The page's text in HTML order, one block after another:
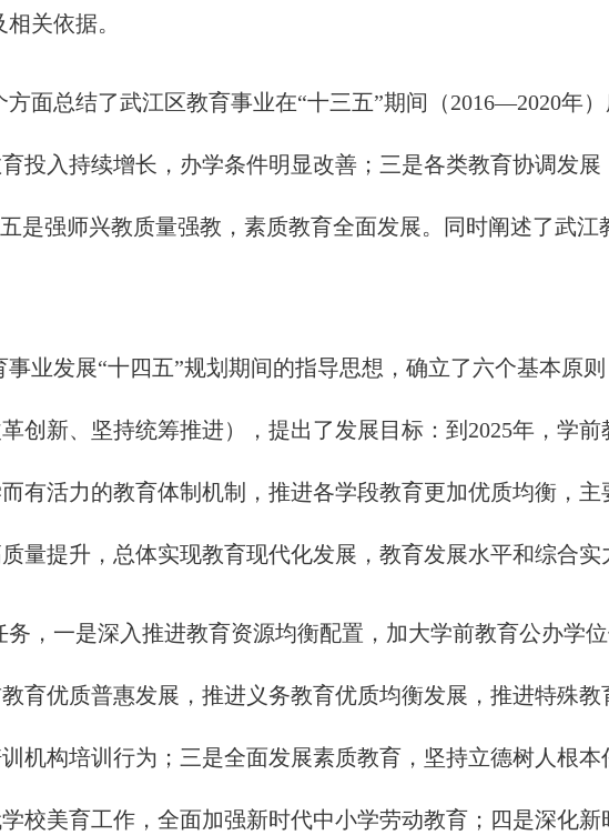
关依据。
面总结了武江区教育事业在“十三五”期间（2016—2020年
投入持续增长，办学条件明显改善；三是各类教育协调发展
是强师兴教质量强教，素质教育全面发展。同时阐述了武江
业发展“十四五”规划期间的指导思想，确立了六个基本原
创新、坚持统筹推进），提出了发展目标：到2025年，学
有活力的教育体制机制，推进各学段教育更加优质均衡，主
量提升，总体实现教育现代化发展，教育发展水平和综合实
，一是深入推进教育资源均衡配置，加大学前教育公办学
育优质普惠发展，推进义务教育优质均衡发展，推进特殊
机构培训行为；三是全面发展素质教育，坚持立德树人根
校美育工作，全面加强新时代中小学劳动教育；四是深化